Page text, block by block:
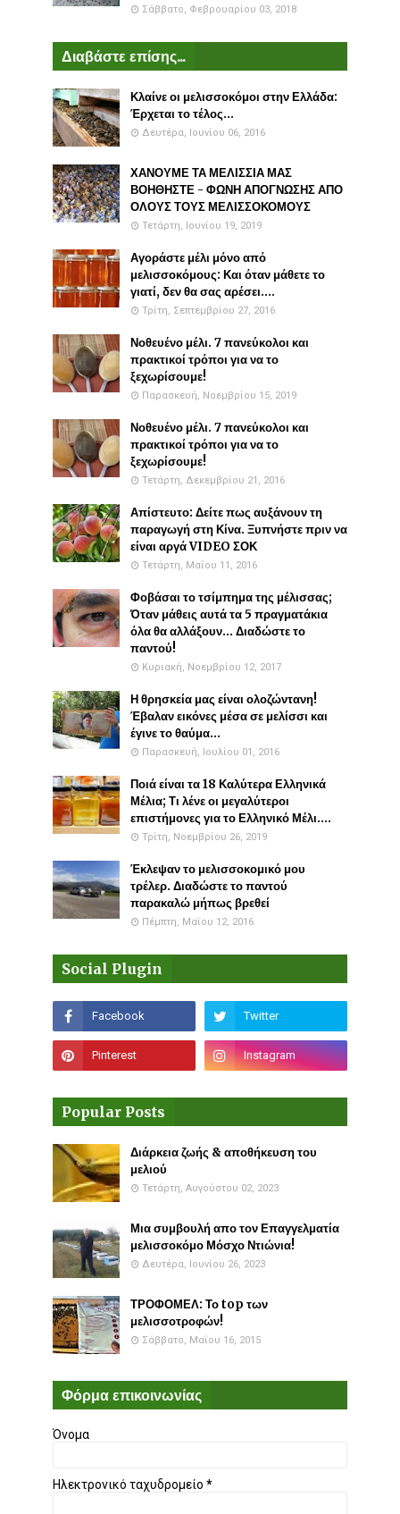
Σάββατο, Φεβρουαρίου 03, 2018
Διαβάστε επίσης...
Κλαίνε οι μελισσοκόμοι στην Ελλάδα:
Έρχεται το τέλος...
Δευτέρα, Ιουνίου 06, 2016
ΧΑΝΟΥΜΕ ΤΑ ΜΕΛΙΣΣΙΑ ΜΑΣ
ΒΟΗΘΗΣΤΕ - ΦΩΝΗ ΑΠΟΓΝΩΣΗΣ ΑΠΟ
ΟΛΟΥΣ ΤΟΥΣ ΜΕΛΙΣΣΟΚΟΜΟΥΣ
Τετάρτη, Ιουνίου 19, 2019
Αγοράστε μέλι μόνο από
μελισσοκόμους: Και όταν μάθετε το
γιατί, δεν θα σας αρέσει....
Τρίτη, Σεπτεμβρίου 27, 2016
Νοθευένο μέλι. 7 πανεύκολοι και
πρακτικοί τρόποι για να το
ξεχωρίσουμε!
Παρασκευή, Νοεμβρίου 15, 2019
Νοθευένο μέλι. 7 πανεύκολοι και
πρακτικοί τρόποι για να το
ξεχωρίσουμε!
Τετάρτη, Δεκεμβρίου 21, 2016
Απίστευτο: Δείτε πως αυξάνουν τη
παραγωγή στη Κίνα. Ξυπνήστε πριν να
είναι αργά VIDEO ΣΟΚ
Τετάρτη, Μαΐου 11, 2016
Φοβάσαι το τσίμπημα της μέλισσας;
Όταν μάθεις αυτά τα 5 πραγματάκια
όλα θα αλλάξουν... Διαδώστε το
παντού!
Κυριακή, Νοεμβρίου 12, 2017
Η θρησκεία μας είναι ολοζώντανη!
Έβαλαν εικόνες μέσα σε μελίσσι και
έγινε το θαύμα...
Παρασκευή, Ιουλίου 01, 2016
Ποιά είναι τα 18 Καλύτερα Ελληνικά
Μέλια; Τι λένε οι μεγαλύτεροι
επιστήμονες για το Ελληνικό Μέλι....
Τρίτη, Νοεμβρίου 26, 2019
Έκλεψαν το μελισσοκομικό μου
τρέλερ. Διαδώστε το παντού
παρακαλώ μήπως βρεθεί
Πέμπτη, Μαΐου 12, 2016
Social Plugin
Popular Posts
Διάρκεια ζωής & αποθήκευση του
μελιού
Τετάρτη, Αυγούστου 02, 2023
Μια συμβουλή απο τον Επαγγελματία
μελισσοκόμο Μόσχο Ντιώνια!
Δευτέρα, Ιουνίου 26, 2023
ΤΡΟΦΟΜΕΛ: Το top των
μελισσοτροφών!
Σάββατο, Μαΐου 16, 2015
Φόρμα επικοινωνίας
Όνομα
Ηλεκτρονικό ταχυδρομείο *